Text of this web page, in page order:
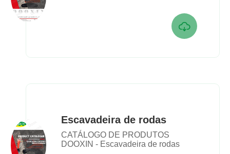

Escavadeira de rodas
CATÁLOGO DE PRODUTOS
DOOXIN - Escavadeira de rodas